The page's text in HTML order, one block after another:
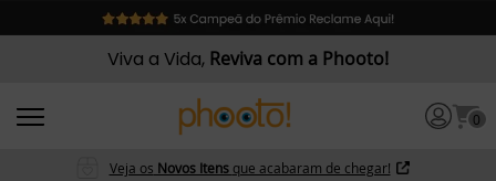
Viva a Vida, Reviva com a Phooto!
0
Veja os Novos Itens que acabaram de chegar!